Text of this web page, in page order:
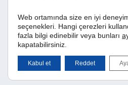
Kullanım Koşulları|Gizlilik|
Sözleşmesi|Kimyasal
2026 © Her hakkı EPOKS Kimyevi
Web ortamında size en iyi
seçenekleri. Hangi çerezleri
fazla bilgi edinebilir veya bunları
kapatabilirsiniz.
Kabul et Reddet